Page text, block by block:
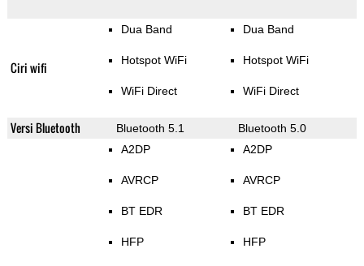
Ciri wifi
Dua Band
Hotspot WiFi
WiFi Direct
Dua Band
Hotspot WiFi
WiFi Direct
Versi Bluetooth Bluetooth 5.1
Bluetooth 5.0
A2DP
AVRCP
BT EDR
HFP
A2DP
AVRCP
BT EDR
HFP